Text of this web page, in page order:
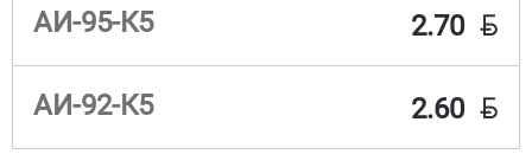
АИ-95-К5 2.70 BYN
АИ-92-К5 2.60 BYN